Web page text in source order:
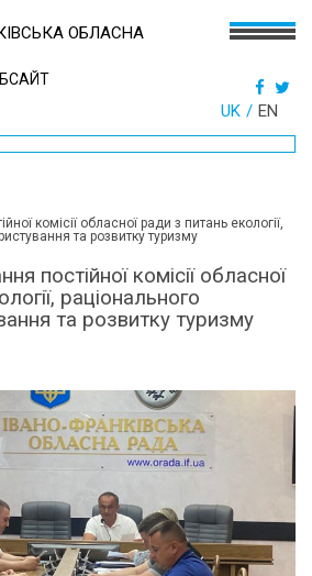
ОБЛАСНА
UK EN
комісії обласної ради з питань екології,
та розвитку туризму
постійної комісії обласної
раціонального
та розвитку туризму